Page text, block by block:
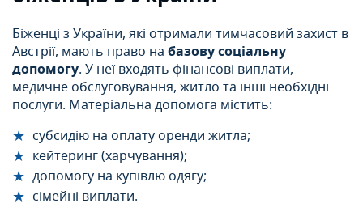
Біженці з України, які отримали тимчасовий захист в
Австрії, мають право на базову соціальну
допомогу. У неї входять фінансові виплати,
медичне обслуговування, житло та інші необхідні
послуги. Матеріальна допомога містить:
субсидію на оплату оренди житла;
кейтеринг (харчування);
допомогу на купівлю одягу;
сімейні виплати.